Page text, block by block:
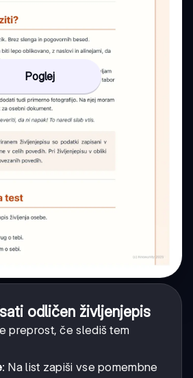
Poglej
odličen življenjepis
preprost, če slediš tem
: Na list zapiši vse pomembne